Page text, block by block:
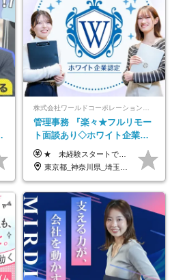
管理事務 『楽々★フルリモー
ト面談あり◇ホワイト企業認
定受賞◇完全週休2日◇賞与年
2回 /p13
★ 未経験スタートでも月収40万円以上も目指せます！ ★ ★ 試用期間6か月あり／給与・待遇に変更なし ★ ＼パターン①orパターン②で給与形態の選択が可能／ ＜パターン①＞ 月給+交通費+（残業代は全額別途支給） 【首都圏・関東・北信越】 月給30.0万円以上 【関西】 月給27.5万円以上 【中部】 月給26.5万円以上 【東北】 月給24.5万円以上 【北海道】 月給24.0万円以上 【九州・中四国】 月給25.5万円以上 ＜パターン②＞ 月給（固定残業代20H含む）+交通費+賞与年2回+残業代 （※20H場合を超過した場合は全額別途支給） 【首都圏・関東・北信越】 月給25.0万円以上 【関 西・中部】 月給24.5万円以上 【東 北・北海道・九州・中四国】 月給23.5万円以上 ※上記給与には固定残業代（月20H分）を含みます 固定残業代は残業の有無に関わらず支給し、超過分は別途全額支給いたします ①②の給与形態はご本人様と相談の上、最終的に会社が決定いたします （内定時に通知） ■給与改定年1回 ■(※)賞与年2回（昨年度支給実績2回／頑張りを評価） (※)支給条件に規定あり
東京都_神奈川県_埼玉県_千葉県_大阪府_愛知県_北海道_青森県_岩手県_宮城県_秋田県_山形県_福島県_茨城県_栃木県_群馬県_新潟県_山梨県_長野県_富山県_石川県_福井県_静岡県_岐阜県_三重県_兵庫県_京都府_滋賀県_奈良県_和歌山県_広島県_岡山県_鳥取県_島根県_山口県_徳島県_香川県_愛媛県_高知県_福岡県_熊本県_佐賀県_長崎県_大分県_宮崎県_鹿児島県_沖縄県